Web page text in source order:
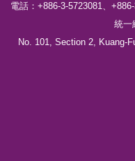
電話： +886-3-5723081、
統一
No. 101, Section 2, Kuang-